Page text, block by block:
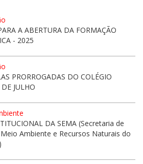
A ABERTURA DA FORMAÇÃO
- 2025
PRORROGADAS DO COLÉGIO
JULHO
DA SEMA (Secretaria de
Ambiente e Recursos Naturais do